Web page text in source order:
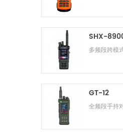
SHX-
多频段跨模
GT-12
全频段手持